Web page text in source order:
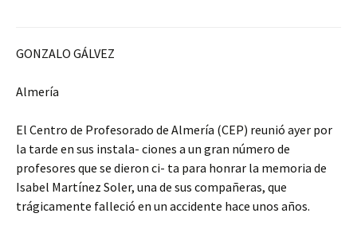
GONZALO GÁLVEZ
Almería
El Centro de Profesorado de Almería (CEP) reunió ayer por
la tarde en sus instala- ciones a un gran número de
profesores que se dieron ci- ta para honrar la memoria de
Isabel Martínez Soler, una de sus compañeras, que
trágicamente falleció en un accidente hace unos años.